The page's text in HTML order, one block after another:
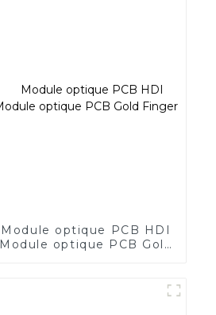
Module optique PCB HDI
Module optique PCB Gold